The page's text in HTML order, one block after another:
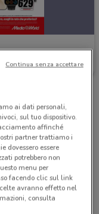
2.8 km
ai dati personali,
sul tuo dispositivo.
affinché
partner trattiamo i
dovessero essere
potrebbero non
menu per
facendo clic sul link
avranno effetto nel
consulta
Continua senza accettare